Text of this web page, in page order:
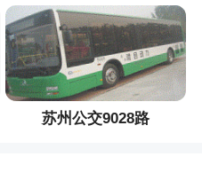
苏州公交9028路